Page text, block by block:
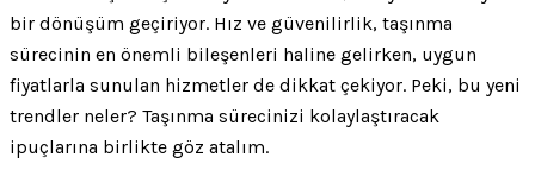
bir dönüşüm geçiriyor. Hız ve güvenilirlik, taşınma
sürecinin en önemli bileşenleri haline gelirken, uygun
fiyatlarla sunulan hizmetler de dikkat çekiyor. Peki, bu yeni
trendler neler? Taşınma sürecinizi kolaylaştıracak
ipuçlarına birlikte göz atalım.